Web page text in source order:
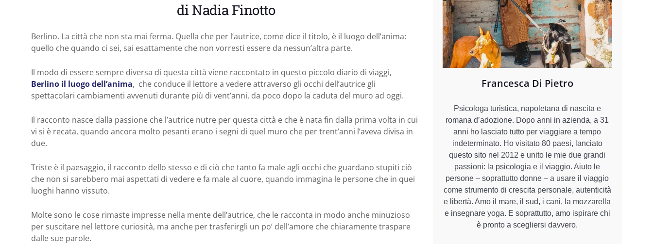
di Nadia Finotto
Berlino. La città che non sta mai ferma. Quella che per l’autrice, come dice il titolo, è il luogo dell’anima:
quello che quando ci sei, sai esattamente che non vorresti essere da nessun’altra parte.
Il modo di essere sempre diversa di questa città viene raccontato in questo piccolo diario di viaggi,
Berlino il luogo dell’anima, che conduce il lettore a vedere attraverso gli occhi dell’autrice gli
spettacolari cambiamenti avvenuti durante più di vent’anni, da poco dopo la caduta del muro ad oggi.
Il racconto nasce dalla passione che l’autrice nutre per questa città e che è nata fin dalla prima volta in cui
vi si è recata, quando ancora molto pesanti erano i segni di quel muro che per trent’anni l’aveva divisa in
due.
Triste è il paesaggio, il racconto dello stesso e di ciò che tanto fa male agli occhi che guardano stupiti ciò
che non si sarebbero mai aspettati di vedere e fa male al cuore, quando immagina le persone che in quei
luoghi hanno vissuto.
Molte sono le cose rimaste impresse nella mente dell’autrice, che le racconta in modo anche minuzioso
per suscitare nel lettore curiosità, ma anche per trasferirgli un po’ dell’amore che chiaramente traspare
dalle sue parole.
Francesca Di Pietro
Psicologa turistica, napoletana di nascita e
romana d’adozione. Dopo anni in azienda, a 31
anni ho lasciato tutto per viaggiare a tempo
indeterminato. Ho visitato 80 paesi, lanciato
questo sito nel 2012 e unito le mie due grandi
passioni: la psicologia e il viaggio. Aiuto le
persone – soprattutto donne – a usare il viaggio
come strumento di crescita personale, autenticità
e libertà. Amo il mare, il sud, i cani, la mozzarella
e insegnare yoga. E soprattutto, amo ispirare chi
è pronto a scegliersi davvero.